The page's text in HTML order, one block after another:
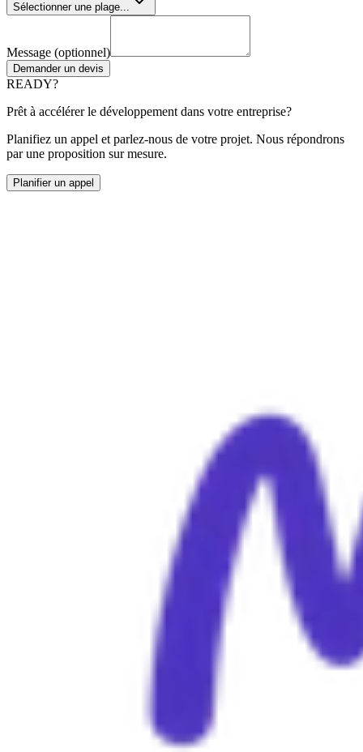
Sélectionner une plage...
Message (optionnel)
Demander un devis
READY?
Prêt à accélérer le développement dans votre entreprise?
Planifiez un appel et parlez-nous de votre projet. Nous répondrons
par une proposition sur mesure.
Planifier un appel